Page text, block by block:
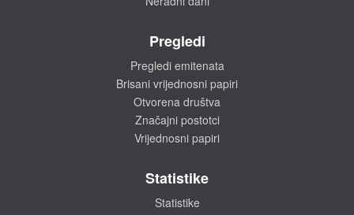
Pregledi
Pregledi emitenata
Brisani vrijednosni papiri
Otvorena društva
Značajni postotci
Vrijednosni papiri
Statistike
Statistike